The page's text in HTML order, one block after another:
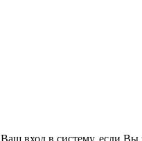
вход в систему, если Вы